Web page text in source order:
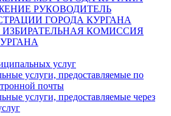
РУКОВОДИТЕЛЬ
ГОРОДА КУРГАНА
КОМИССИЯ
услуг
услуги, предоставляемые по
почты
услуги, предоставляемые через